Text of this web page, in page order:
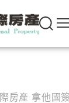
房產 拿他國